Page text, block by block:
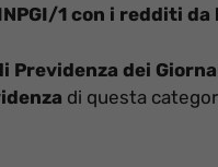
1 con i redditi da
Previdenza dei
di questa